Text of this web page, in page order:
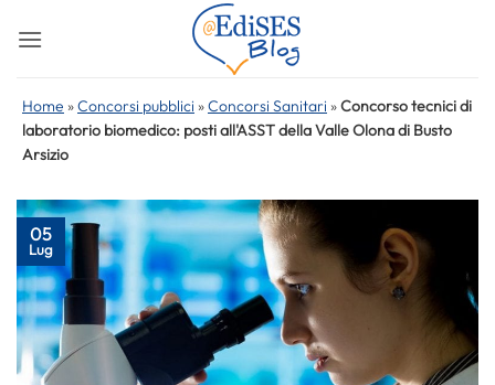
Home »Concorsi pubblici »Concorsi Sanitari »Concorso tecnici di
laboratorio biomedico: posti all'ASST della Valle Olona di Busto
Arsizio
05
Lug